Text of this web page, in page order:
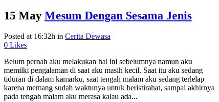
15 May Mesum Dengan Sesama Jenis
Posted at 16:32h in Cerita Dewasa
0 Likes
Belum pernah aku melakukan hal ini sebelumnya namun aku
memilki pengalaman di saat aku masih kecil. Saat itu aku sedang
tiduran di dalam kamarku, saat tengah malam aku sedang terlelap
karena memang sudah waktunya untuk beristirahat, sampai akhirnya
pada tengah malam aku merasa kalau ada...